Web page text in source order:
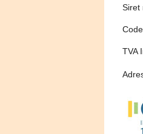
Siret
TVA